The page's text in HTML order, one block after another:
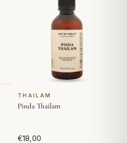
THAILAM
Pinda Thailam
€18,00